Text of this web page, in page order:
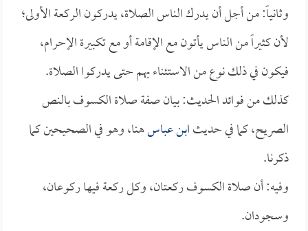
وثانياً: من أجل أن يدرك الناس الصلاة، يدركون الركعة الأولى؛
لأن كثيراً من الناس يأتون مع الإقامة أو مع تكبيرة الإحرام،
فيكون في ذلك نوع من الاستئناء بهم حتى يدركوا الصلاة.
كذلك من فوائد الحديث: بيان صفة صلاة الكسوف بالنص
الصريح، كما في حديثابن عباسهنا، وهو في الصحيحين كما
ذكرنا.
وفيه: أن صلاة الكسوف ركعتان، وكل ركعة فيها ركوعان،
وسجودان.